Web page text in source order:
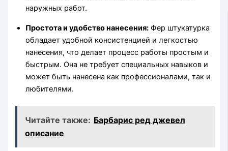
наружных работ.
Простота и удобство нанесения: Фер штукатурка
обладает удобной консистенцией и легкостью
нанесения, что делает процесс работы простым и
быстрым. Она не требует специальных навыков и
может быть нанесена как профессионалами, так и
любителями.
Читайте также: Барбарис ред джевел
описание